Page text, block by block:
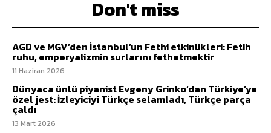
Don't miss
AGD ve MGV’den İstanbul’un Fethi etkinlikleri: Fetih
ruhu, emperyalizmin surlarını fethetmektir
11 Haziran 2026
Dünyaca ünlü piyanist Evgeny Grinko’dan Türkiye’ye
özel jest: İzleyiciyi Türkçe selamladı, Türkçe parça
çaldı
13 Mart 2026